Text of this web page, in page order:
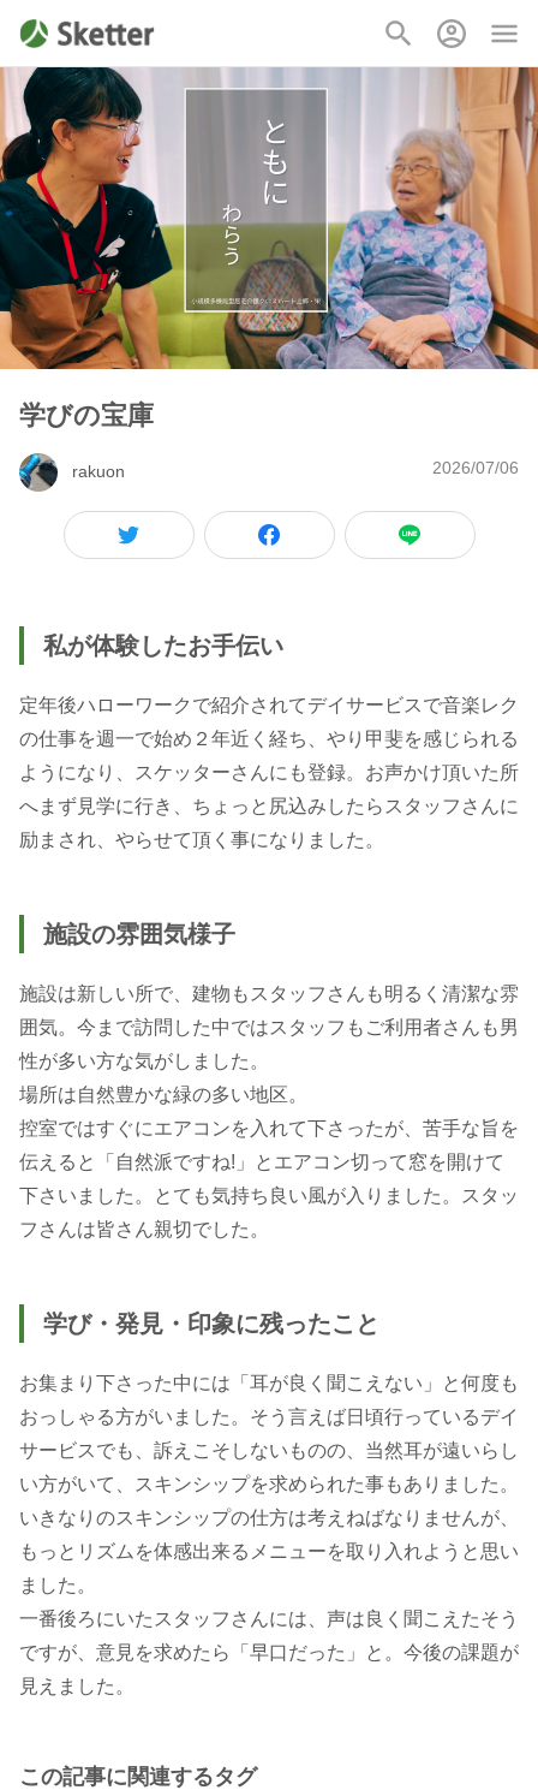
学びの宝庫
rakuon 2026/07/06
私が体験したお手伝い
定年後ハローワークで紹介されてデイサービスで音楽レク
の仕事を週一で始め２年近く経ち、やり甲斐を感じられる
ようになり、スケッターさんにも登録。お声かけ頂いた所
へまず見学に行き、ちょっと尻込みしたらスタッフさんに
励まされ、やらせて頂く事になりました。
施設の雰囲気様子
施設は新しい所で、建物もスタッフさんも明るく清潔な雰
囲気。今まで訪問した中ではスタッフもご利用者さんも男
性が多い方な気がしました。
場所は自然豊かな緑の多い地区。
控室ではすぐにエアコンを入れて下さったが、苦手な旨を
伝えると「自然派ですね!」とエアコン切って窓を開けて
下さいました。とても気持ち良い風が入りました。スタッ
フさんは皆さん親切でした。
学び・発見・印象に残ったこと
お集まり下さった中には「耳が良く聞こえない」と何度も
おっしゃる方がいました。そう言えば日頃行っているデイ
サービスでも、訴えこそしないものの、当然耳が遠いらし
い方がいて、スキンシップを求められた事もありました。
いきなりのスキンシップの仕方は考えねばなりませんが、
もっとリズムを体感出来るメニューを取り入れようと思い
ました。
一番後ろにいたスタッフさんには、声は良く聞こえたそう
ですが、意見を求めたら「早口だった」と。今後の課題が
見えました。
この記事に関連するタグ